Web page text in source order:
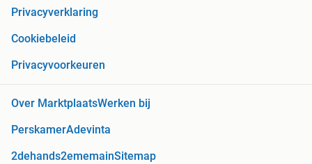
Privacyverklaring
Cookiebeleid
Privacyvoorkeuren
Over MarktplaatsWerken bij
PerskamerAdevinta
2dehands2ememainSitemap